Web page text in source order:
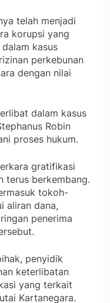
telah menjadi
korupsi yang
kasus
perkebunan
dengan nilai
dalam kasus
Robin
proses hukum.
gratifikasi
terus berkembang.
tokoh-
aliran dana,
penerima
penyidik
keterlibatan
yang terkait
Kartanegara.